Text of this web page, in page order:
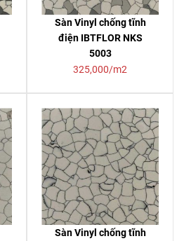
Sàn Vinyl chống tĩnh
điện IBTFLOR NKS
5003
325,000/m2
Sàn Vinyl chống tĩnh